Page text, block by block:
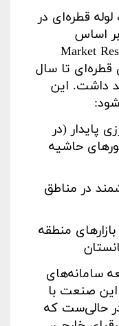
قطره‌ای در
اساس
Market
قطره‌ای تا سال
داشت. این
:
پایدار (در
حاشیه
در مناطق
منطقه
سامانه‌های
این صنعت با
حالی‌ست که